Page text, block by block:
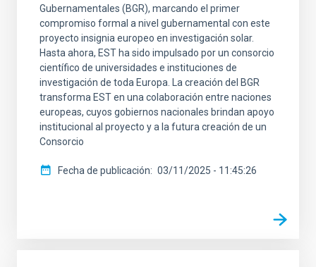
Gubernamentales (BGR), marcando el primer
compromiso formal a nivel gubernamental con este
proyecto insignia europeo en investigación solar.
Hasta ahora, EST ha sido impulsado por un consorcio
científico de universidades e instituciones de
investigación de toda Europa. La creación del BGR
transforma EST en una colaboración entre naciones
europeas, cuyos gobiernos nacionales brindan apoyo
institucional al proyecto y a la futura creación de un
Consorcio
Fecha de publicación 03/11/2025 - 11:45:26